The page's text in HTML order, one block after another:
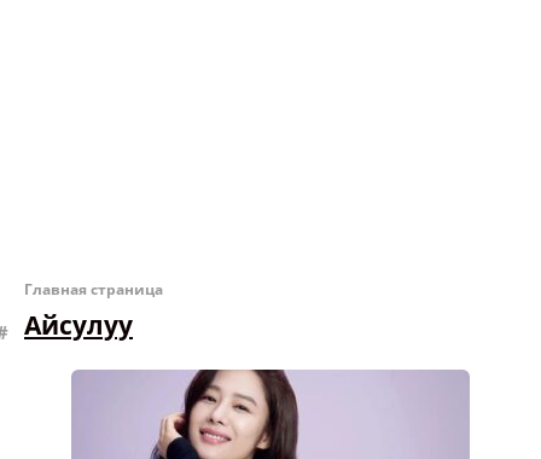
Главная страница
Айсулуу